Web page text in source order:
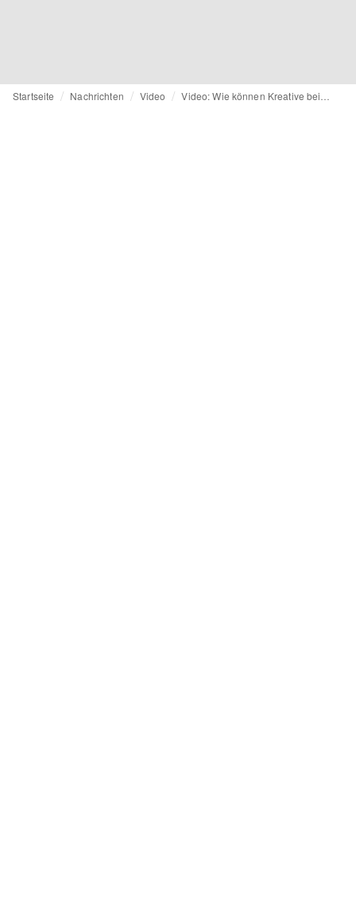
Startseite Nachrichten Video